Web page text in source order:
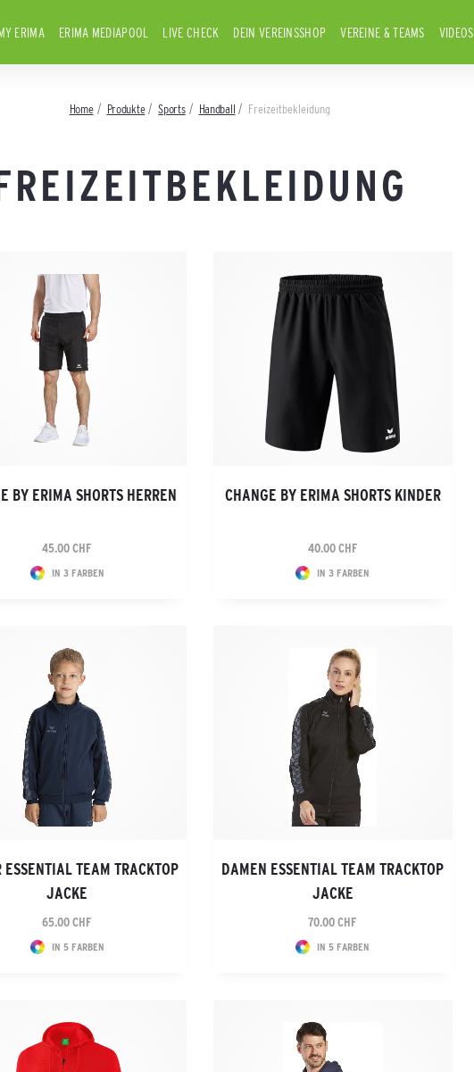
ERIMA ERIMA MEDIAPOOL LIVE CHECK DEIN VEREINSSHOP VEREINE & TEAMS VIDEOS
Home Produkte Sports Handball Freizeitbekleidung
BY ERIMA SHORTS HERREN
45.00 CHF
IN 3 FARBEN
CHANGE BY ERIMA SHORTS KINDER
40.00 CHF
IN 3 FARBEN
ESSENTIAL TEAM TRACKTOP
JACKE
65.00 CHF
IN 5 FARBEN
DAMEN ESSENTIAL TEAM TRACKTOP
JACKE
70.00 CHF
IN 5 FARBEN